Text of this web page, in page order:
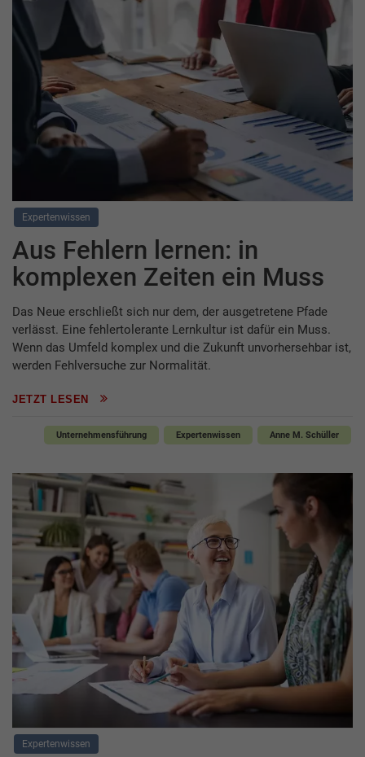
Expertenwissen
Aus Fehlern lernen: in
komplexen Zeiten ein Muss
Das Neue erschließt sich nur dem, der ausgetretene Pfade
verlässt. Eine fehlertolerante Lernkultur ist dafür ein Muss.
Wenn das Umfeld komplex und die Zukunft unvorhersehbar ist,
werden Fehlversuche zur Normalität.
JETZT LESEN
Unternehmensführung Expertenwissen Anne M. Schüller
Expertenwissen